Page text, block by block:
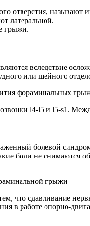
отверстия, называют
латеральной.
грыжи.
вследствие
или шейного
фораминальных
l4-l5 и l5-s1.
болевой
боли не
грыжи
что сдавливание
в работе опорно-